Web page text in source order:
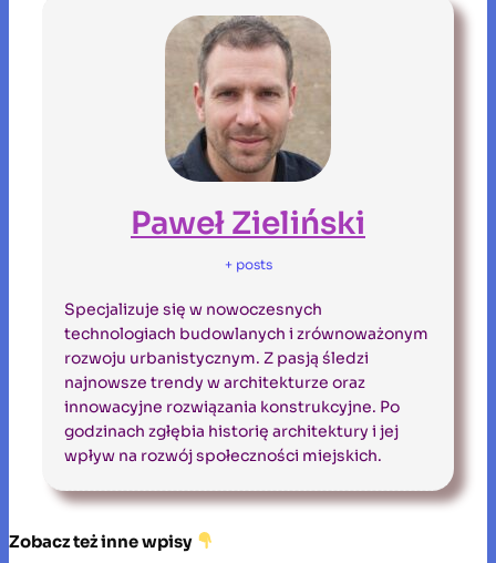
Paweł Zieliński
+ posts
Specjalizuje się w nowoczesnych
technologiach budowlanych i zrównoważonym
rozwoju urbanistycznym. Z pasją śledzi
najnowsze trendy w architekturze oraz
innowacyjne rozwiązania konstrukcyjne. Po
godzinach zgłębia historię architektury i jej
wpływ na rozwój społeczności miejskich.
Zobacz też inne wpisy